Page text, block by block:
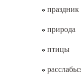
праздник
природа
птицы